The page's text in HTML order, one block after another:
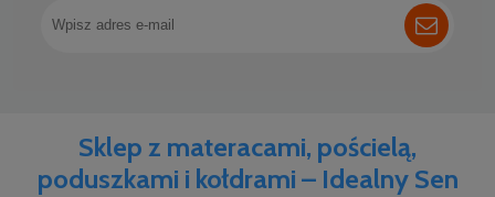
Sklep z materacami, pościelą,
poduszkami i kołdrami – Idealny Sen